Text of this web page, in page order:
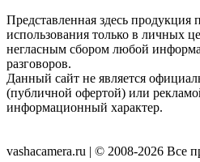
Представленная здесь продукция
использования только в личных
негласным сбором любой
разговоров.
Данный сайт не является
(публичной офертой) или
информационный характер.
vashacamera.ru | © 2008-2026 Все